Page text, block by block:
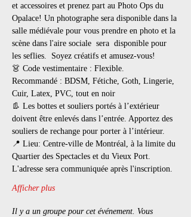
et accessoires et prenez part au Photo Ops du
Opalace! Un photographe sera disponible dans la
salle médiévale pour vous prendre en photo et la
scène dans l'aire sociale  sera  disponible pour
les seflies.  Soyez créatifs et amusez-vous!
👗 Code vestimentaire : Flexible.
Recommandé : BDSM, Fétiche, Goth, Lingerie,
Cuir, Latex, PVC, tout en noir
👢 Les bottes et souliers portés à l’extérieur
doivent être enlevés dans l’entrée. Apportez des
souliers de rechange pour porter à l’intérieur.
📍 Lieu: Centre-ville de Montréal, à la limite du
Quartier des Spectacles et du Vieux Port.
L'adresse sera communiquée après l'inscription.
Afficher plus
Il y a un groupe pour cet événement. Vous